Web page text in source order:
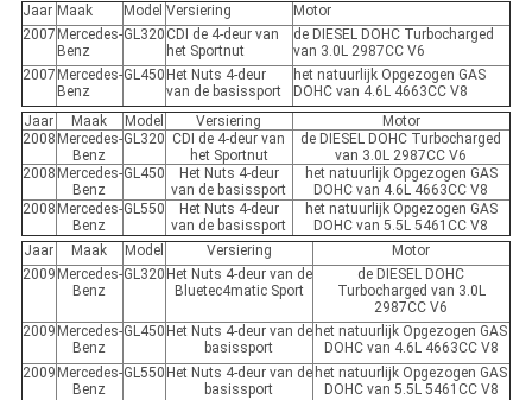
Jaar Maak Model Versiering
Motor
2007 Mercedes-
Benz
GL320 CDI de 4-deur van
het Sportnut
de DIESEL DOHC Turbocharged
van 3.0L 2987CC V6
2007 Mercedes-
Benz
GL450 Het Nuts 4-deur
van de basissport
het natuurlijk Opgezogen GAS
DOHC van 4.6L 4663CC V8
Jaar
Maak Model Versiering
Motor
2008 Mercedes-
Benz
GL320 CDI de 4-deur van
het Sportnut
de DIESEL DOHC Turbocharged
van 3.0L 2987CC V6
2008 Mercedes-
Benz
GL450
Het Nuts 4-deur
van de basissport
het natuurlijk Opgezogen GAS
DOHC van 4.6L 4663CC V8
2008 Mercedes-
Benz
GL550
Het Nuts 4-deur
van de basissport
het natuurlijk Opgezogen GAS
DOHC van 5.5L 5461CC V8
Jaar
Maak Model Versiering
Motor
2009 Mercedes-
Benz
GL320 Het Nuts 4-deur van de
Bluetec4matic Sport
de DIESEL DOHC
Turbocharged van 3.0L
2987CC V6
2009 Mercedes-
Benz
GL450 Het Nuts 4-deur van de
basissport
het natuurlijk Opgezogen GAS
DOHC van 4.6L 4663CC V8
2009 Mercedes-
Benz
GL550 Het Nuts 4-deur van de
basissport
het natuurlijk Opgezogen GAS
DOHC van 5.5L 5461CC V8